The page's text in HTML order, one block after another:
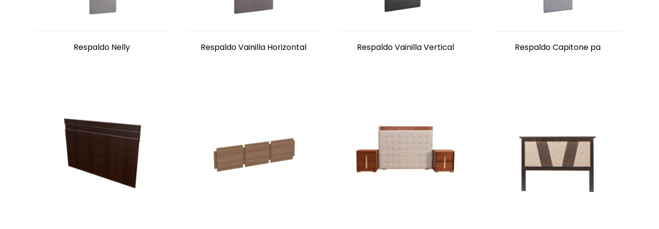
Respaldo Nelly Respaldo Vainilla Horizontal Respaldo Vainilla Vertical Respaldo Capitone pa